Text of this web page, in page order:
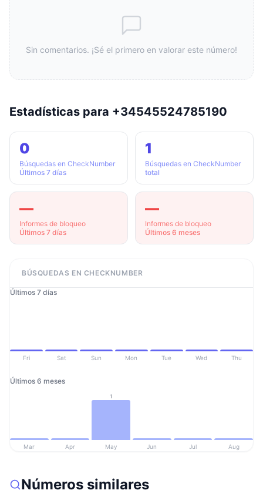
Sin comentarios. ¡Sé el primero en valorar este número!
Estadísticas para +34545524785190
0
Búsquedas en CheckNumber
Últimos 7 días
1
Búsquedas en CheckNumber
total
—
Informes de bloqueo
Últimos 7 días
—
Informes de bloqueo
Últimos 6 meses
BÚSQUEDAS EN CHECKNUMBER
Últimos 7 días
Fri Sat Sun Mon Tue Wed Thu
Últimos 6 meses
1
Mar Apr May Jun Jul Aug
Números similares